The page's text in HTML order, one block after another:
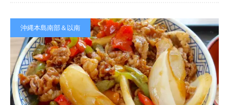
沖縄本島南部＆以南